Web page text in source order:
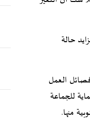
حالة
العمل
للجماعة
منها.